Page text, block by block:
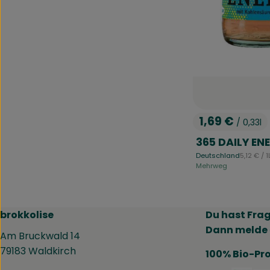
, Preis:
1,69 € / 0,33l
365 DAILY
, Herkunft:
Deutschland,5,12 € /
Mehrweg
brokkolise
Am Bruckwald 14
79183 Waldkirch
Du hast
Dann
100% Bio-